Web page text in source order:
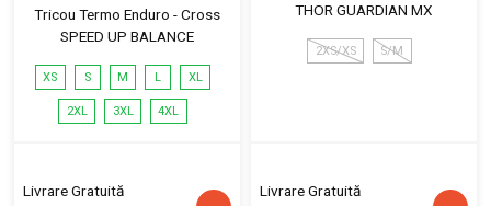
Tricou Termo Enduro - Cross
SPEED UP BALANCE
XS S M L XL
2XL 3XL 4XL
Livrare Gratuită
THOR GUARDIAN MX
2XS/XS S/M
Livrare Gratuită